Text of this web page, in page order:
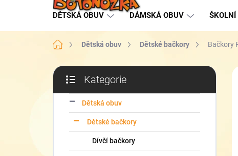
DĚTSKÁ OBUV DÁMSKÁ OBUV ŠKOLNÍ
Domů Dětská obuv Dětské bačkory Bačkory
P
s
kategorie
Kategorie
Dětská obuv
Dětské bačkory
Dívčí bačkory